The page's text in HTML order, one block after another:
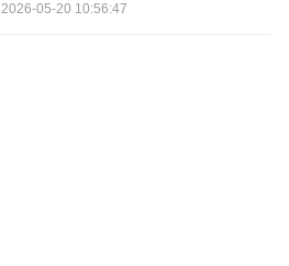
2026-05-20 10:56:47